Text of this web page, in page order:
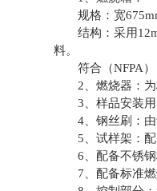
规格：宽
结构：采用
料。
符合（NFPA）
2、燃烧器：为梅
3、样品安装用
4、钢丝刷：由
5、试样架：配
6、配备不锈钢
7、配备标准燃